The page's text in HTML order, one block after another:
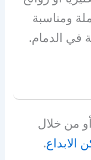
ومناسبة
في الدمام.
من خلال
الابداع.